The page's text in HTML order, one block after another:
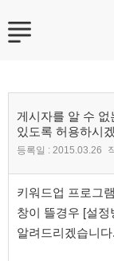
게시자를 알 수
있도록 허용하시
등록일 : 2015.03.26
키워드업 프로그
창이 뜰경우 [설정
알려드리겠습니다.